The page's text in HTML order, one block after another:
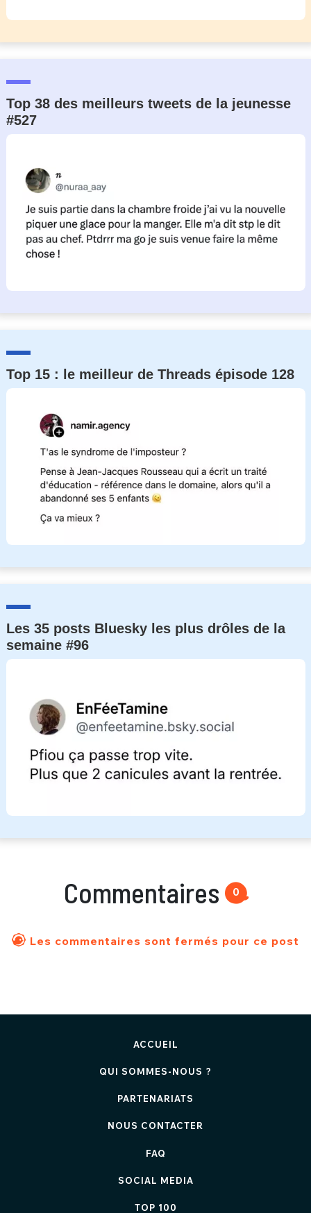
Top 38 des meilleurs tweets de la jeunesse
#527
Top 15 : le meilleur de Threads épisode 128
Les 35 posts Bluesky les plus drôles de la
semaine #96
Commentaires 0
Les commentaires sont fermés pour ce post
ACCUEIL
QUI SOMMES-NOUS ?
PARTENARIATS
NOUS CONTACTER
FAQ
SOCIAL MEDIA
TOP 100